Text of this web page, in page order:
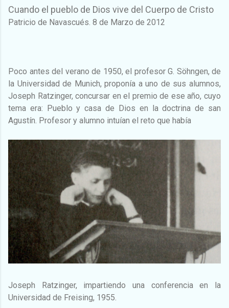
Cuando el pueblo de Dios vive del Cuerpo de Cristo
Patricio de Navascués. 8 de Marzo de 2012
Poco antes del verano de 1950, el profesor G. Söhngen, de
la Universidad de Munich, proponía a uno de sus alumnos,
Joseph Ratzinger, concursar en el premio de ese año, cuyo
tema era: Pueblo y casa de Dios en la doctrina de san
Agustín. Profesor y alumno intuían el reto que había
Joseph Ratzinger, impartiendo una conferencia en la
Universidad de Freising, 1955.